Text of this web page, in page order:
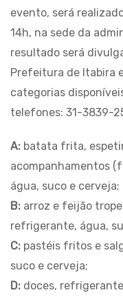
evento, será
14h, na sede da
resultado será
Prefeitura de Itabira
categorias
telefones: 31-3839-
A: batata frita,
acompanhamentos
água, suco e cerveja;
B: arroz e feijão
refrigerante, água,
C: pastéis fritos e
suco e cerveja;
D: doces,